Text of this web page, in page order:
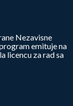
Nezavisne
emituje na
licencu za rad sa